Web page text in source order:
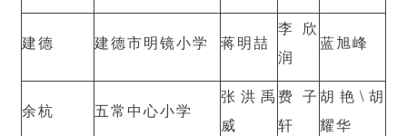
建德 建德市明镜小学 蒋明喆
李欣
润
蓝旭峰
余杭 五常中心小学
张洪禹
威
费子
轩
胡艳\胡
耀华